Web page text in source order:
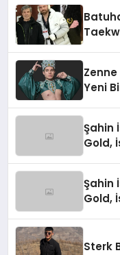
Zenne
Yeni
Şahin
Gold,
Şahin
Gold,
Sterk